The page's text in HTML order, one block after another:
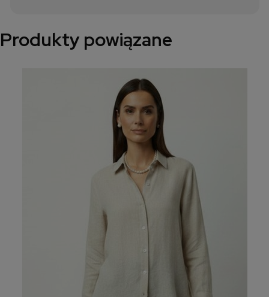
Produkty powiązane